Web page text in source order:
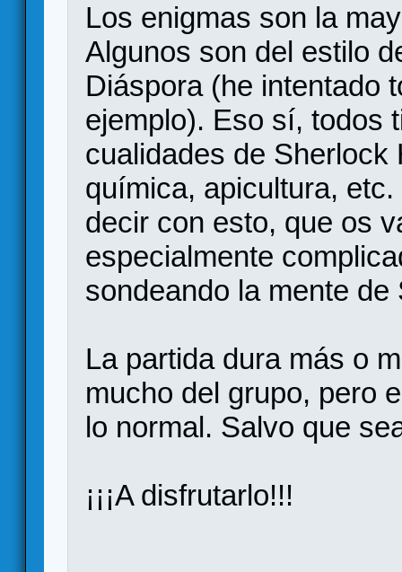
Los enigmas son la
Algunos son del estilo
Diáspora (he intentado
ejemplo). Eso sí, todos
cualidades de Sherlock
química, apicultura,
decir con esto, que os
especialmente
sondeando la mente de
La partida dura más o
mucho del grupo, pero
lo normal. Salvo que
¡¡¡A disfrutarlo!!!